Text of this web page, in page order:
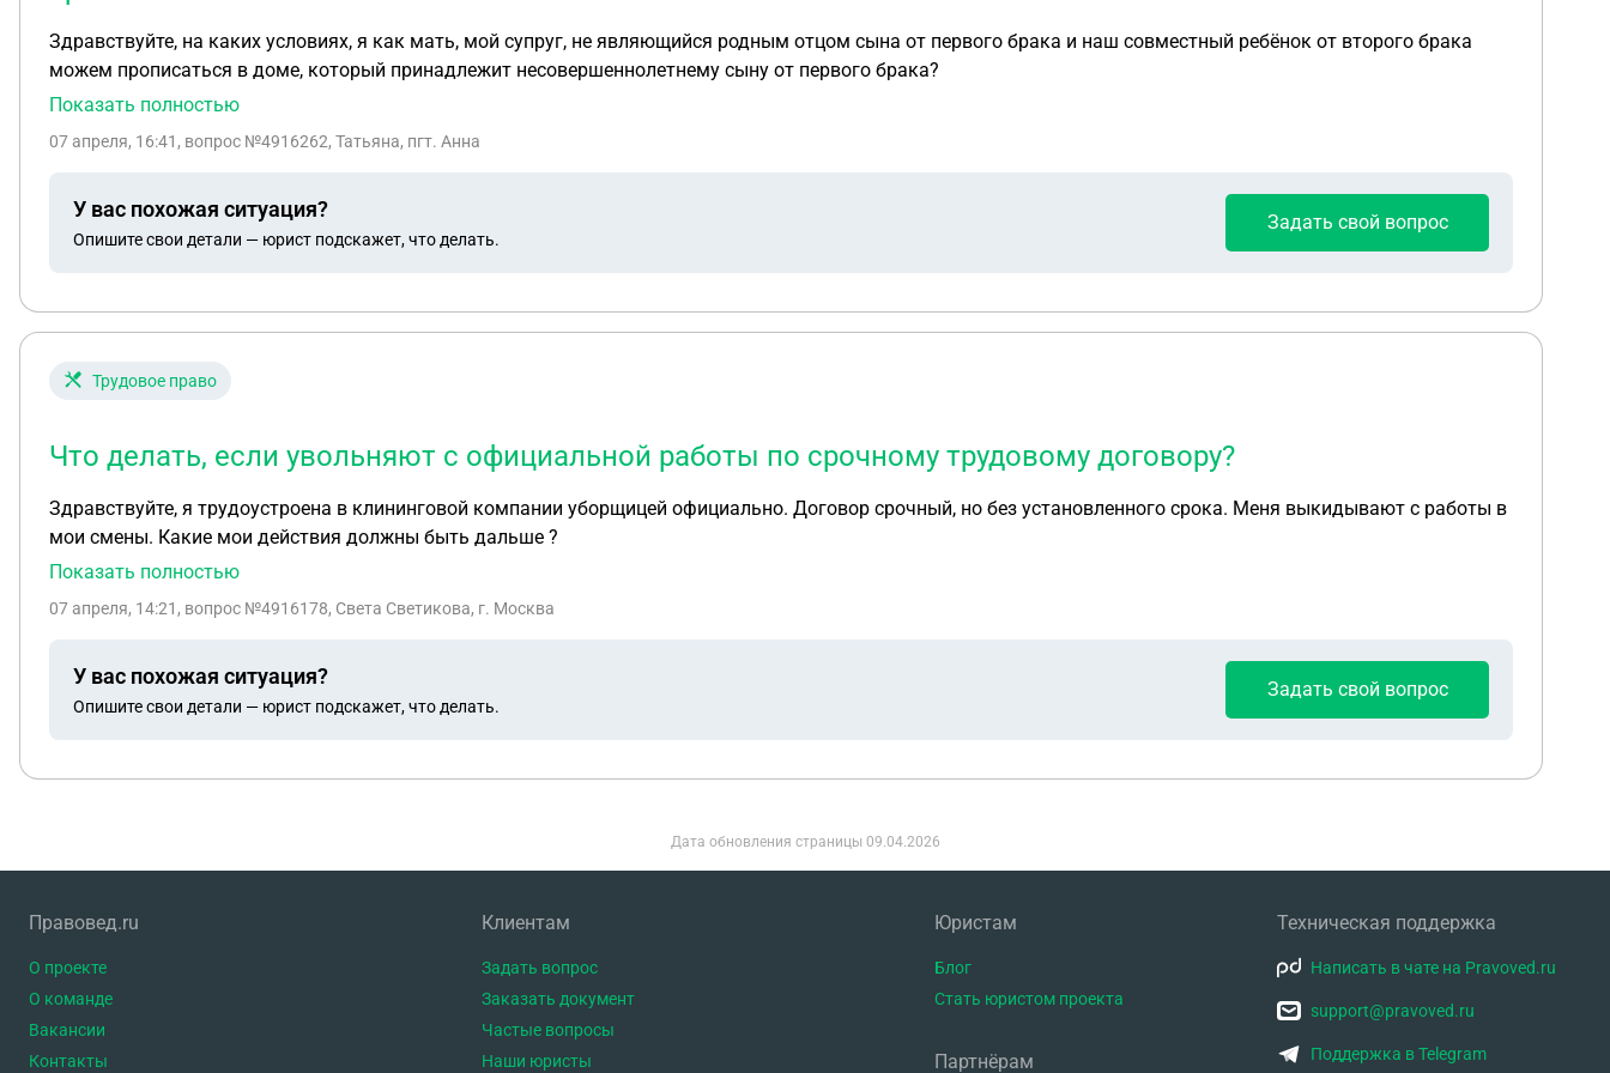
Здравствуйте, на каких условиях, я как мать, мой супруг, не являющийся родным отцом сына от первого брака и наш совместный ребёнок от второго брака
можем прописаться в доме, который принадлежит несовершеннолетнему сыну от первого брака?
Показать полностью
07 апреля, 16:41 , вопрос №4916262, Татьяна, пгт. Анна
У вас похожая ситуация?
Опишите свои детали — юрист подскажет, что делать.
Задать свой вопрос
Трудовое право
Что делать, если увольняют с официальной работы по срочному трудовому договору?
Здравствуйте, я трудоустроена в клининговой компании уборщицей официально. Договор срочный, но без установленного срока. Меня выкидывают с работы в
мои смены. Какие мои действия должны быть дальше ?
Показать полностью
07 апреля, 14:21 , вопрос №4916178, Света Светикова, г. Москва
У вас похожая ситуация?
Опишите свои детали — юрист подскажет, что делать.
Задать свой вопрос
Дата обновления страницы 09.04.2026
Правовед.ru
О проекте
О команде
Вакансии
Контакты
Клиентам
Задать вопрос
Заказать документ
Частые вопросы
Наши юристы
Юристам
Блог
Стать юристом проекта
Партнёрам
Техническая поддержка
Написать в чате на Pravoved.ru
support@pravoved.ru
Поддержка в Telegram